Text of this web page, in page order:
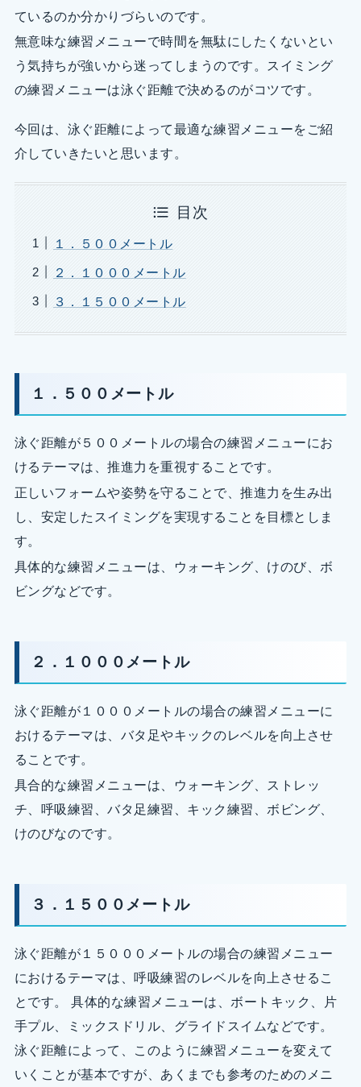
ているのか分かりづらいのです。
無意味な練習メニューで時間を無駄にしたくないとい
う気持ちが強いから迷ってしまうのです。スイミング
の練習メニューは泳ぐ距離で決めるのがコツです。
今回は、泳ぐ距離によって最適な練習メニューをご紹
介していきたいと思います。
目次
１．５００メートル
２．１０００メートル
３．１５００メートル
１．５００メートル
泳ぐ距離が５００メートルの場合の練習メニューにお
けるテーマは、推進力を重視することです。
正しいフォームや姿勢を守ることで、推進力を生み出
し、安定したスイミングを実現することを目標としま
す。
具体的な練習メニューは、ウォーキング、けのび、ボ
ビングなどです。
２．１０００メートル
泳ぐ距離が１０００メートルの場合の練習メニューに
おけるテーマは、バタ足やキックのレベルを向上させ
ることです。
具合的な練習メニューは、ウォーキング、ストレッ
チ、呼吸練習、バタ足練習、キック練習、ボビング、
けのびなのです。
３．１５００メートル
泳ぐ距離が１５０００メートルの場合の練習メニュー
におけるテーマは、呼吸練習のレベルを向上させるこ
とです。 具体的な練習メニューは、ボートキック、片
手プル、ミックスドリル、グライドスイムなどです。
泳ぐ距離によって、このように練習メニューを変えて
いくことが基本ですが、あくまでも参考のためのメニ